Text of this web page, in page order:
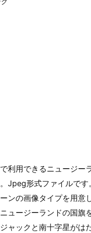
利用できるニュージー
Jpeg形式ファイルで
ンの画像タイプを用意
ュージーランドの国旗
ャックと南十字星がは